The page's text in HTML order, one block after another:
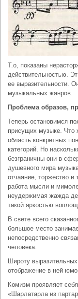
Т.о, показаны
действительностью.
ее выразительности.
музыкальных жанров.
Проблема образов,
Теперь остановимся
присущих музыке. Что
область конкретных
категорий. Но
безграничны они в
душевного мира
отчаяние, торжество и
работа мысли и
неудержимая жажда
такой яркостью
В свете всего
большое место
непосредственно
человека.
Широту
отображение в ней
Комизм проявляет
«Шарлатарла из